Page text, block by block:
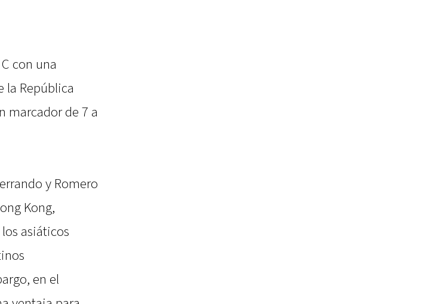
con una
la República
marcador de 7 a
y Romero
Kong,
asiáticos
en el